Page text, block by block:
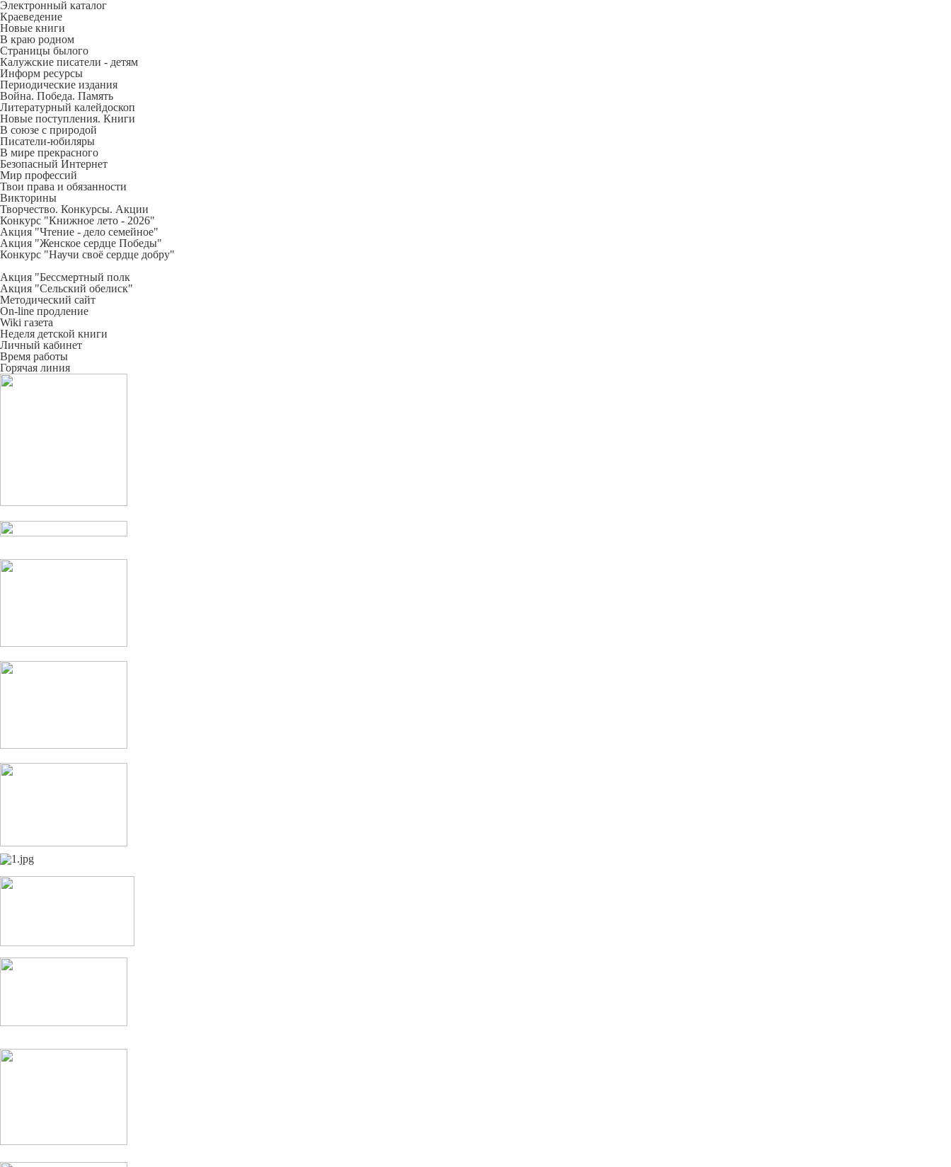
Электронный каталог
Краеведение
Новые книги
В краю родном
Страницы былого
Калужские писатели - детям
Информ ресурсы
Периодические издания
Война. Победа. Память
Литературный калейдоскоп
Новые поступления. Книги
В союзе с природой
Писатели-юбиляры
В мире прекрасного
Безопасный Интернет
Мир профессий
Твои права и обязанности
Викторины
Творчество. Конкурсы. Акции
Конкурс "Книжное лето - 2026"
Акция "Чтение - дело семейное"
Акция "Женское сердце Победы"
Конкурс "Научи своё сердце добру"
Акция "Бессмертный полк
Акция "Сельский обелиск"
Методический сайт
On-line продление
Wiki газета
Неделя детской книги
Личный кабинет
Время работы
Горячая линия